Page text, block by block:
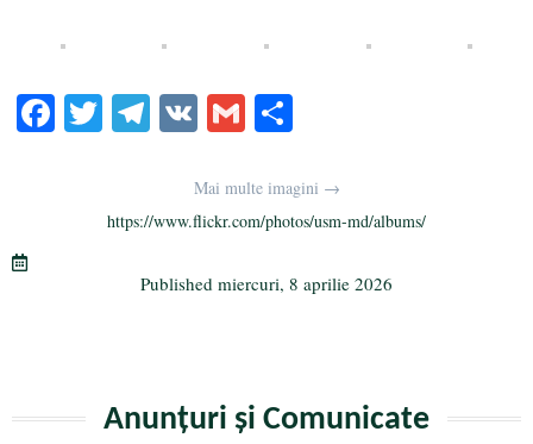
Fa T
r
Te
a
m
V G
ailaj
ea
ză
Mai multe imagini →
https://www.flickr.com/photos/usm-md/albums/
Published miercuri, 8 aprilie 2026
Anunțuri și Comunicate